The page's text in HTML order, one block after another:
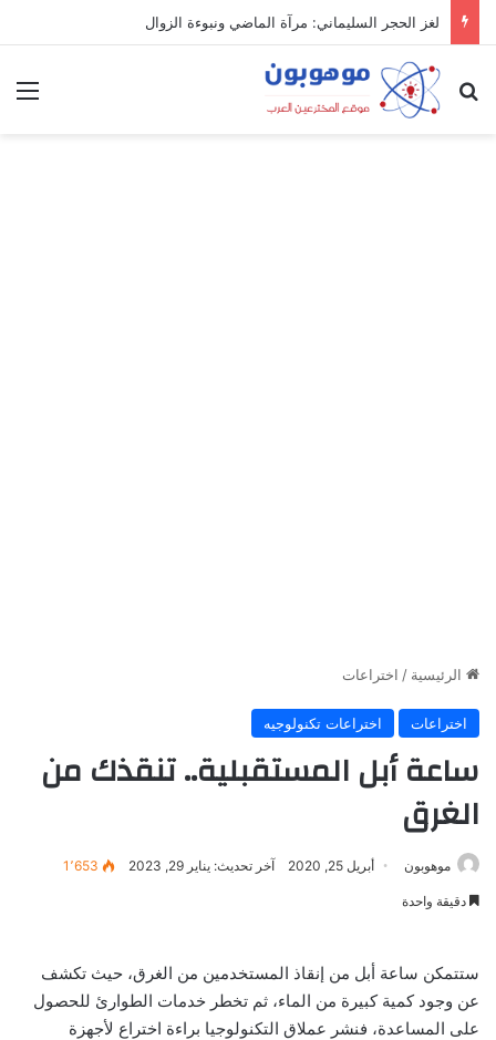
لغز الحجر السليماني: مرآة الماضي ونبوءة الزوال
بحث عن
الرئيسية / اختراعات
اختراعات اختراعات تكنولوجيه
ساعة أبل المستقبلية.. تنقذك من
الغرق
موهوبون أبريل 25, 2020 آخر تحديث: يناير 29, 2023 1٬653
دقيقة واحدة
ستتمكن ساعة أبل من إنقاذ المستخدمين من الغرق، حيث تكشف
عن وجود كمية كبيرة من الماء، ثم تخطر خدمات الطوارئ للحصول
على المساعدة، فنشر عملاق التكنولوجيا براءة اختراع لأجهزة